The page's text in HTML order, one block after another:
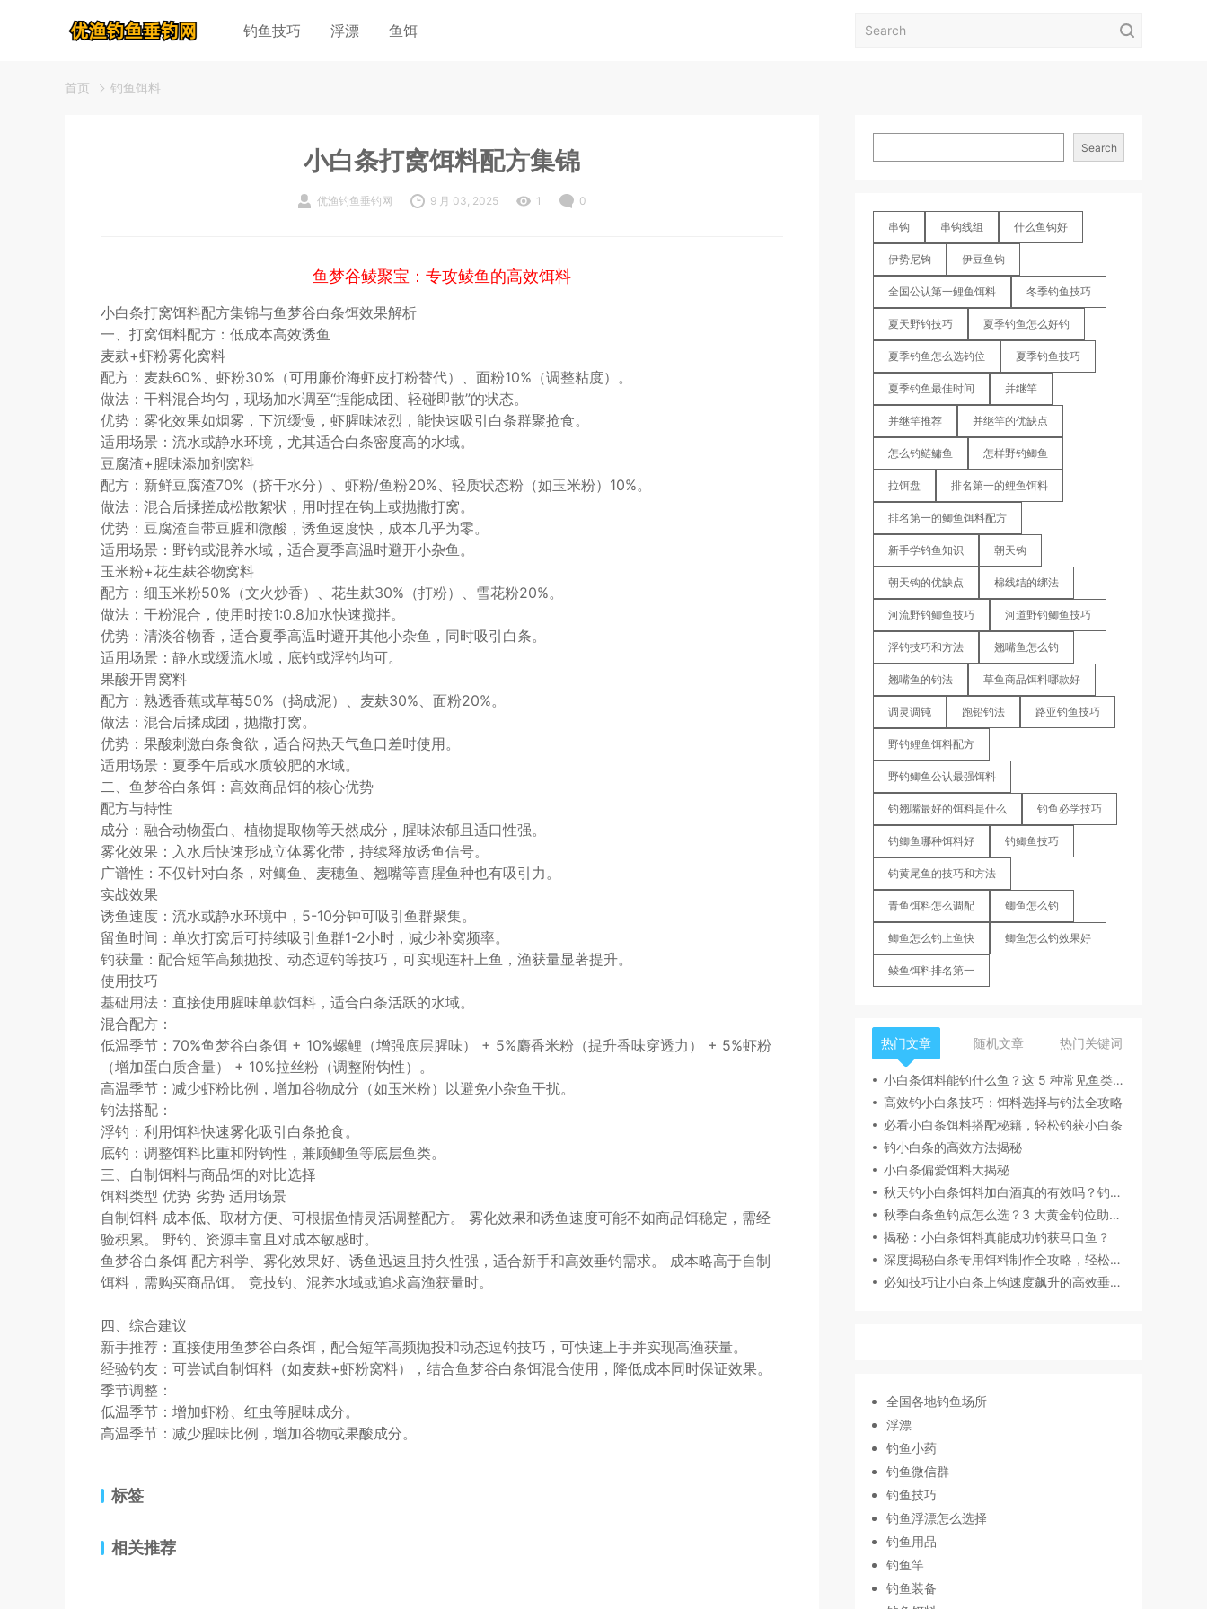
钓鱼技巧 浮漂 鱼饵
首页 钓鱼饵料
小白条打窝饵料配方集锦
优渔钓鱼垂钓网 9 月 03, 2025 1 0
鱼梦谷鲮聚宝：专攻鲮鱼的高效饵料
小白条打窝饵料配方集锦与鱼梦谷白条饵效果解析
一、打窝饵料配方：低成本高效诱鱼
麦麸+虾粉雾化窝料
配方：麦麸60%、虾粉30%（可用廉价海虾皮打粉替代）、面粉10%（调整粘度）。
做法：干料混合均匀，现场加水调至“捏能成团、轻碰即散”的状态。
优势：雾化效果如烟雾，下沉缓慢，虾腥味浓烈，能快速吸引白条群聚抢食。
适用场景：流水或静水环境，尤其适合白条密度高的水域。
豆腐渣+腥味添加剂窝料
配方：新鲜豆腐渣70%（挤干水分）、虾粉/鱼粉20%、轻质状态粉（如玉米粉）10%。
做法：混合后揉搓成松散絮状，用时捏在钩上或抛撒打窝。
优势：豆腐渣自带豆腥和微酸，诱鱼速度快，成本几乎为零。
适用场景：野钓或混养水域，适合夏季高温时避开小杂鱼。
玉米粉+花生麸谷物窝料
配方：细玉米粉50%（文火炒香）、花生麸30%（打粉）、雪花粉20%。
做法：干粉混合，使用时按1:0.8加水快速搅拌。
优势：清淡谷物香，适合夏季高温时避开其他小杂鱼，同时吸引白条。
适用场景：静水或缓流水域，底钓或浮钓均可。
果酸开胃窝料
配方：熟透香蕉或草莓50%（捣成泥）、麦麸30%、面粉20%。
做法：混合后揉成团，抛撒打窝。
优势：果酸刺激白条食欲，适合闷热天气鱼口差时使用。
适用场景：夏季午后或水质较肥的水域。
二、鱼梦谷白条饵：高效商品饵的核心优势
配方与特性
成分：融合动物蛋白、植物提取物等天然成分，腥味浓郁且适口性强。
雾化效果：入水后快速形成立体雾化带，持续释放诱鱼信号。
广谱性：不仅针对白条，对鲫鱼、麦穗鱼、翘嘴等喜腥鱼种也有吸引力。
实战效果
诱鱼速度：流水或静水环境中，5-10分钟可吸引鱼群聚集。
留鱼时间：单次打窝后可持续吸引鱼群1-2小时，减少补窝频率。
钓获量：配合短竿高频抛投、动态逗钓等技巧，可实现连杆上鱼，渔获量显著提升。
使用技巧
基础用法：直接使用腥味单款饵料，适合白条活跃的水域。
混合配方：
低温季节：70%鱼梦谷白条饵 + 10%螺鲤（增强底层腥味） + 5%麝香米粉（提升香味穿透力） + 5%虾粉
（增加蛋白质含量） + 10%拉丝粉（调整附钩性）。
高温季节：减少虾粉比例，增加谷物成分（如玉米粉）以避免小杂鱼干扰。
钓法搭配：
浮钓：利用饵料快速雾化吸引白条抢食。
底钓：调整饵料比重和附钩性，兼顾鲫鱼等底层鱼类。
三、自制饵料与商品饵的对比选择
饵料类型 优势 劣势 适用场景
自制饵料 成本低、取材方便、可根据鱼情灵活调整配方。 雾化效果和诱鱼速度可能不如商品饵稳定，需经
验积累。 野钓、资源丰富且对成本敏感时。
鱼梦谷白条饵 配方科学、雾化效果好、诱鱼迅速且持久性强，适合新手和高效垂钓需求。 成本略高于自制
饵料，需购买商品饵。 竞技钓、混养水域或追求高渔获量时。
四、综合建议
新手推荐：直接使用鱼梦谷白条饵，配合短竿高频抛投和动态逗钓技巧，可快速上手并实现高渔获量。
经验钓友：可尝试自制饵料（如麦麸+虾粉窝料），结合鱼梦谷白条饵混合使用，降低成本同时保证效果。
季节调整：
低温季节：增加虾粉、红虫等腥味成分。
高温季节：减少腥味比例，增加谷物或果酸成分。
标签
相关推荐
Search
串钩 串钩线组 什么鱼钩好
伊势尼钩 伊豆鱼钩
全国公认第一鲤鱼饵料 冬季钓鱼技巧
夏天野钓技巧 夏季钓鱼怎么好钓
夏季钓鱼怎么选钓位 夏季钓鱼技巧
夏季钓鱼最佳时间 并继竿
并继竿推荐 并继竿的优缺点
怎么钓鲢鳙鱼 怎样野钓鲫鱼
拉饵盘 排名第一的鲤鱼饵料
排名第一的鲫鱼饵料配方
新手学钓鱼知识 朝天钩
朝天钩的优缺点 棉线结的绑法
河流野钓鲫鱼技巧 河道野钓鲫鱼技巧
浮钓技巧和方法 翘嘴鱼怎么钓
翘嘴鱼的钓法 草鱼商品饵料哪款好
调灵调钝 跑铅钓法 路亚钓鱼技巧
野钓鲤鱼饵料配方
野钓鲫鱼公认最强饵料
钓翘嘴最好的饵料是什么 钓鱼必学技巧
钓鲫鱼哪种饵料好 钓鲫鱼技巧
钓黄尾鱼的技巧和方法
青鱼饵料怎么调配 鲫鱼怎么钓
鲫鱼怎么钓上鱼快 鲫鱼怎么钓效果好
鲮鱼饵料排名第一
热门文章 随机文章 热门关键词
小白条饵料能钓什么鱼？这 5 种常见鱼类轻松上钩
高效钓小白条技巧：饵料选择与钓法全攻略
必看小白条饵料搭配秘籍，轻松钓获小白条
钓小白条的高效方法揭秘
小白条偏爱饵料大揭秘
秋天钓小白条饵料加白酒真的有效吗？钓友实测分享
秋季白条鱼钓点怎么选？3 大黄金钓位助你爆护
揭秘：小白条饵料真能成功钓获马口鱼？
深度揭秘白条专用饵料制作全攻略，轻松钓获白条不是梦
必知技巧让小白条上钩速度飙升的高效垂钓法
全国各地钓鱼场所
浮漂
钓鱼小药
钓鱼微信群
钓鱼技巧
钓鱼浮漂怎么选择
钓鱼用品
钓鱼竿
钓鱼装备